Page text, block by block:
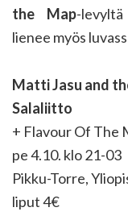
the Map-
lienee myös
Matti Jasu and
Salaliitto
+ Flavour Of The
pe 4.10. klo 21-03
Pikku-Torre,
liput 4€